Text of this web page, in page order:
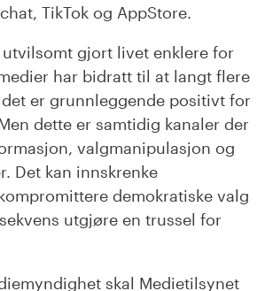
TikTok og AppStore.
gjort livet enklere for
har bidratt til at langt flere
er grunnleggende positivt for
dette er samtidig kanaler der
valgmanipulasjon og
Det kan innskrenke
demokratiske valg
utgjøre en trussel for
skal Medietilsynet